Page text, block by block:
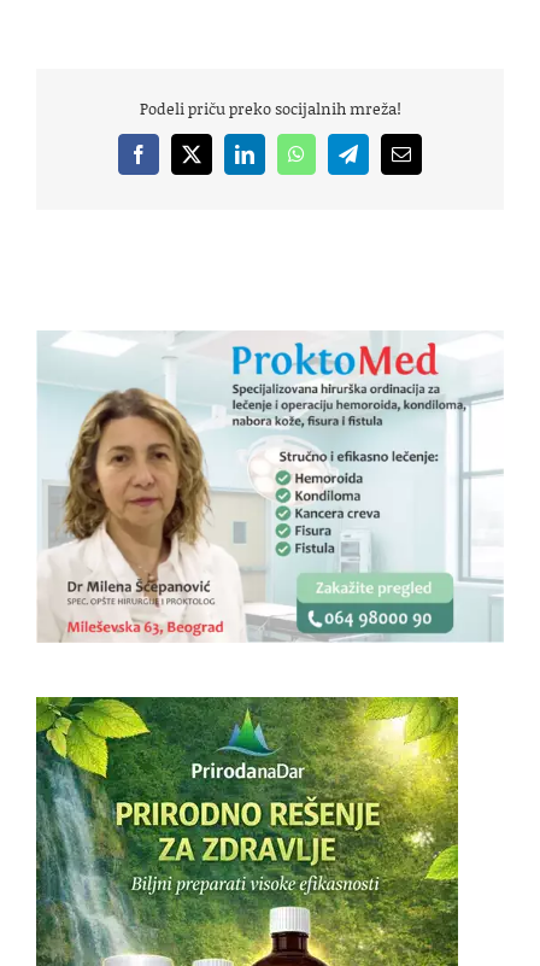
Podeli priču preko socijalnih mreža!
Facebook
X LinkedInWhatsAppTelegramEmail